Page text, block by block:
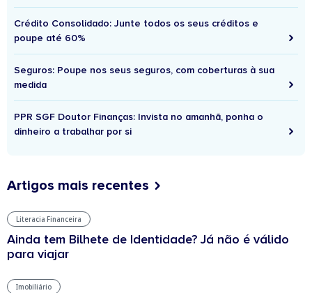
Crédito Consolidado: Junte todos os seus créditos e
poupe até 60%
Seguros: Poupe nos seus seguros, com coberturas à sua
medida
PPR SGF Doutor Finanças: Invista no amanhã, ponha o
dinheiro a trabalhar por si
Artigos mais recentes
Literacia Financeira
Ainda tem Bilhete de Identidade? Já não é válido
para viajar
Imobiliário